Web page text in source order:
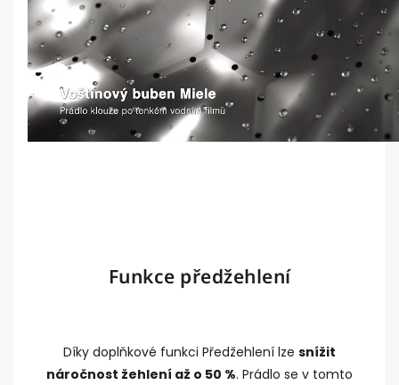
Funkce předžehlení
Díky doplňkové funkci Předžehlení lze snížit
náročnost žehlení až o 50 %. Prádlo se v tomto